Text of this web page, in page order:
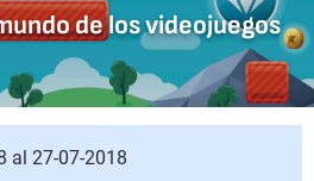
de los videojuegos
al 27-07-2018